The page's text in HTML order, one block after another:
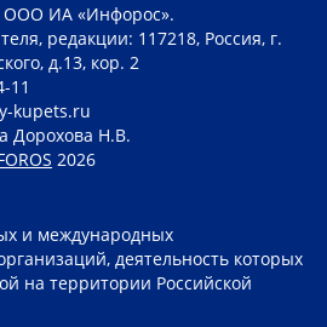
ООО ИА «Инфорос».
редакции: 117218, Россия, г.
д.13, кор. 2
11
kupets.ru
Дорохова Н.В.
2026
и международных
деятельность которых
на территории Российской